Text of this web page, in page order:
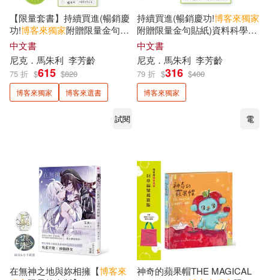
台灣同志諮詢熱線協會(2)
台灣角川編輯部(2)
吉田修一(2) 吳宜蓉(2)
吳若權(2)
周慕姿(2)
喬治．歐威爾(2) 夏川草介(2)
夏木志朋(2)
外國語研究發展中心(2)
橡實文化(2) 海鷹文化(2)
潮浪文化(2) 燈籠出版(2)
瑞蘭國際(2)
知翎文化(2) 立緒(2)
耕林(2) 蔚藍文化(2)
虎吉(2) 裏路(2)
【限量套書】持續買進(暢銷慶
功!博客來獨家附贈限量金句貼
紙)+財富階梯
中文書
尼克．馬朱利 李芳齡
75 折 $615 $820
博客來獨家 博客來選書
試閱
持續買進(暢銷慶功!博客來獨家
附贈限量金句貼紙)資料科學家
的投資終極解答，存錢及致富
的實證方法
中文書
尼克．馬朱利 李芳齡
79 折 $316 $400
博客來獨家
電
在無神之地與妳相擁【博客來
神奇的蘋果帽THE MAGICAL